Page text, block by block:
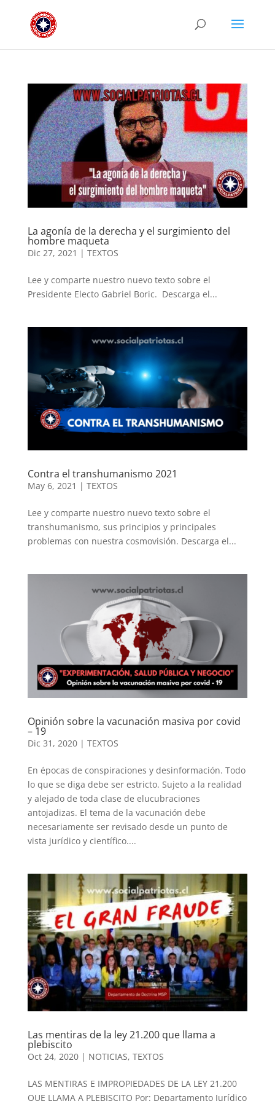
La agonía de la derecha y el surgimiento del
hombre maqueta
Dic 27, 2021 | TEXTOS
Lee y comparte nuestro nuevo texto sobre el
Presidente Electo Gabriel Boric. Descarga el...
Contra el transhumanismo 2021
May 6, 2021 | TEXTOS
Lee y comparte nuestro nuevo texto sobre el
transhumanismo, sus principios y principales
problemas con nuestra cosmovisión. Descarga el...
Opinión sobre la vacunación masiva por covid
– 19
Dic 31, 2020| TEXTOS
En épocas de conspiraciones y desinformación. Todo
lo que se diga debe ser estricto. Sujeto a la realidad
y alejado de toda clase de elucubraciones
antojadizas. El tema de la vacunación debe
necesariamente ser revisado desde un punto de
vista jurídico y científico....
Las mentiras de la ley 21.200 que llama a
plebiscito
Oct 24, 2020| NOTICIAS, TEXTOS
LAS MENTIRAS E IMPROPIEDADES DE LA LEY 21.200
QUE LLAMA A PLEBISCITO Por: Departamento Jurídico